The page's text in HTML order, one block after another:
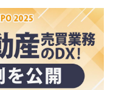
ホームページ制作実績